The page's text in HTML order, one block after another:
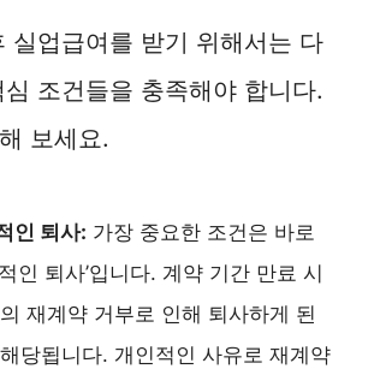
실업급여를 받기 위해서는 다
조건들을 충족해야 합니다.
보세요.
인 퇴사: 가장 중요한 조건은 바로
인 퇴사’입니다. 계약 기간 만료 시
재계약 거부로 인해 퇴사하게 된
당됩니다. 개인적인 사유로 재계약